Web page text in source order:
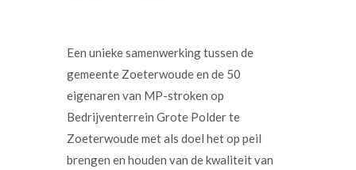
Een unieke samenwerking tussen de
gemeente Zoeterwoude en de 50
eigenaren van MP-stroken op
Bedrijventerrein Grote Polder te
Zoeterwoude met als doel het op peil
brengen en houden van de kwaliteit van